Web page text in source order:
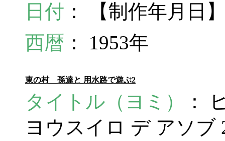
日付 ： 【制作年月日
西暦 ： 1953年
東の村 孫達と 用水路で遊ぶ2
タイトル（ヨミ）
：
ヨウスイロ デ アソブ